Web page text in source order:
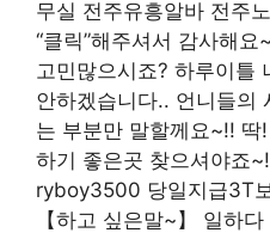
무실 전주유흥알바 전주
“클릭”해주셔서 감사해
고민많으시죠? 하루이틀
안하겠습니다.. 언니들의
는 부분만 말할께요~!!
하기 좋은곳 찾으셔야죠
ryboy3500 당일지급3T
【하고 싶은말~】 일하